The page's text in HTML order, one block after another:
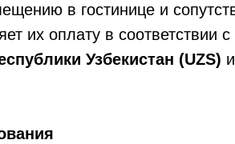
в гостинице и
их оплату в
Узбекистан (UZS)